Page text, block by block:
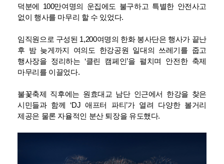
덕분에 100만여명의 운집에도 불구하고 특별한 안전사고
없이 행사를 마무리 할 수 있었다.
임직원으로 구성된 1,200여명의 한화 봉사단은 행사가 끝난
후 밤 늦게까지 여의도 한강공원 일대의 쓰레기를 줍고
행사장을 정리하는 ‘클린 캠페인’을 펼치며 안전한 축제
마무리를 이끌었다.
불꽃축제 직후에는 원효대교 남단 인근에서 한강을 찾은
시민들과 함께 ‘DJ 애프터 파티’가 열려 다양한 볼거리
제공은 물론 자율적인 분산 퇴장을 유도했다.